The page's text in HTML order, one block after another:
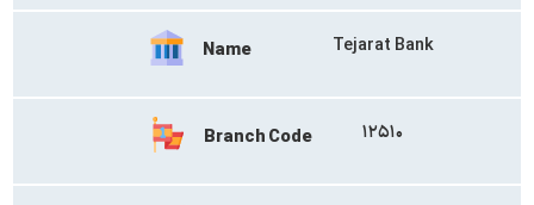
Name Tejarat Bank
Branch Code ۱۲۵۱۰